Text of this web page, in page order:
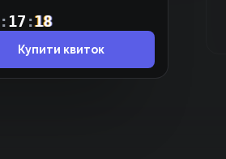
:17 :18
Купити квиток